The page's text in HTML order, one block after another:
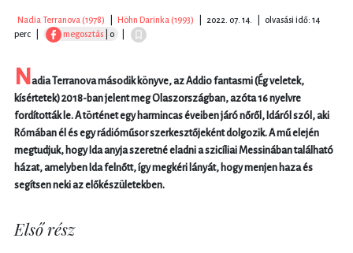
Nadia Terranova (1978) Höhn Darinka (1993) 2022. 07. 14.
olvasási idő: 14
perc
megosztás | 0
Nadia Terranova második könyve, az Addio fantasmi (Ég veletek,
kísértetek) 2018-ban jelent meg Olaszországban, azóta 16 nyelvre
fordították le. A történet egy harmincas éveiben járó nőről, Idáról szól, aki
Rómában él és egy rádióműsor szerkesztőjeként dolgozik. A mű elején
megtudjuk, hogy Ida anyja szeretné eladni a szicíliai Messinában található
házat, amelyben Ida felnőtt, így megkéri lányát, hogy menjen haza és
segítsen neki az előkészületekben.
Első rész